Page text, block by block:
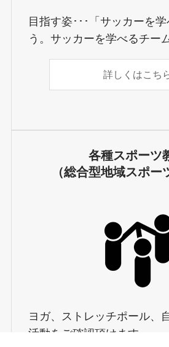
目指す姿･･･「サッカーを
う。サッカーを学べるチー
詳しくはこち
各種スポーツ
（総合型地域スポー
ヨガ、ストレッチポール、
活動をご確認頂けます。